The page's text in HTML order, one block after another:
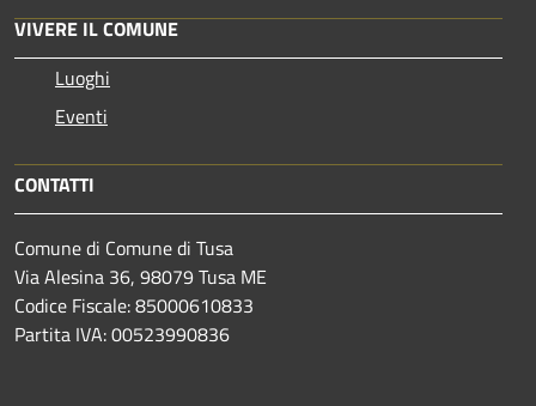
VIVERE IL COMUNE
Luoghi
Eventi
CONTATTI
Comune di Comune di Tusa
Via Alesina 36, 98079 Tusa ME
Codice Fiscale: 85000610833
Partita IVA: 00523990836